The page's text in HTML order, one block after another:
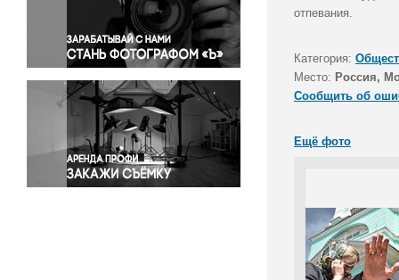
Правосудие
Происшествия и конфликты
Религия
Светская жизнь
Спорт
Экология
Экономика и бизнес
отпевания.
Категория:
Место: Россия,
Сообщить об
Ещё фото